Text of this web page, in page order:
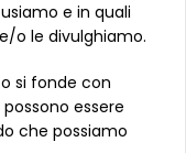
e in quali
o le divulghiamo.
si fonde con
essere
che possiamo